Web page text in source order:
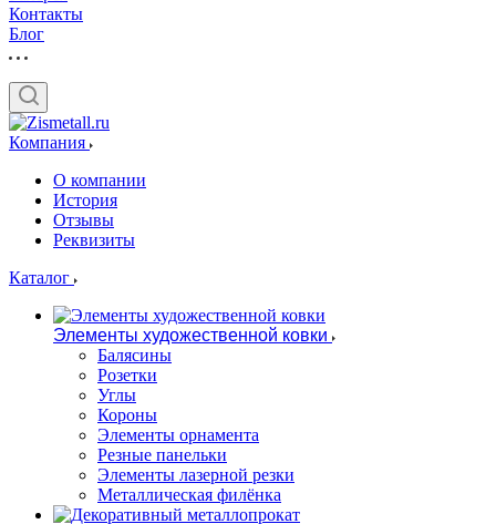
Контакты
Блог
Компания
О компании
История
Отзывы
Реквизиты
Каталог
Элементы художественной ковки
Балясины
Розетки
Углы
Короны
Элементы орнамента
Резные панельки
Элементы лазерной резки
Металлическая филёнка